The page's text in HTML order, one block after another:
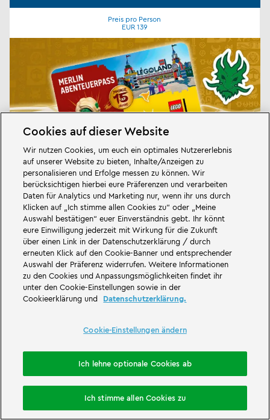
Preis pro Person
EUR 139
1 Karte, 29 Attraktionen
Vorteile:
1 Jahr freier Eintritt ins LEGOLAND Deutschland und in 28 weitere
europäische Merlin-Attraktionen**
Parken im LEGOLAND Deutschland immer inklusive (ohne Aufpreis)
Bonuskarte mit vielen Aktionsvorteilen und Coupons *
15% Rabatt für Übernachtungen im LEGOLAND Feriendorf
Übernachtung buchen
Cookies auf dieser Website
Wir nutzen Cookies, um euch ein optimales Nutzererlebnis
auf unserer Website zu bieten, Inhalte/Anzeigen zu
personalisieren und Erfolge messen zu können. Wir
berücksichtigen hierbei eure Präferenzen und verarbeiten
Daten für Analytics und Marketing nur, wenn ihr uns durch
Klicken auf „Ich stimme allen Cookies zu“ oder „Meine
Auswahl bestätigen“ euer Einverständnis gebt. Ihr könnt
eure Einwilligung jederzeit mit Wirkung für die Zukunft
über einen Link in der Datenschutzerklärung / durch
erneuten Klick auf den Cookie-Banner und entsprechender
Auswahl der Präferenz widerrufen. Weitere Informationen
zu den Cookies und Anpassungsmöglichkeiten findet ihr
unter den Cookie-Einstellungen sowie in der
Cookieerklärung und
Datenschutzerklärung.
Cookie-Einstellungen ändern
Ich lehne optionale Cookies ab
Ich stimme allen Cookies zu